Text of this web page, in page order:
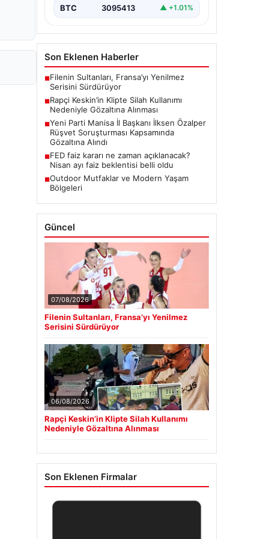
BTC 3095413 ▲ +1.01%
Son Eklenen Haberler
■Filenin Sultanları, Fransa’yı Yenilmez
Serisini Sürdürüyor
■Rapçi Keskin’in Klipte Silah Kullanımı
Nedeniyle Gözaltına Alınması
■Yeni Parti Manisa İl Başkanı İlksen Özalper
Rüşvet Soruşturması Kapsamında
Gözaltına Alındı
■FED faiz kararı ne zaman açıklanacak?
Nisan ayı faiz beklentisi belli oldu
■Outdoor Mutfaklar ve Modern Yaşam
Bölgeleri
Güncel
07/08/2026
Filenin Sultanları, Fransa’yı Yenilmez
Serisini Sürdürüyor
06/08/2026
Rapçi Keskin’in Klipte Silah Kullanımı
Nedeniyle Gözaltına Alınması
Son Eklenen Firmalar